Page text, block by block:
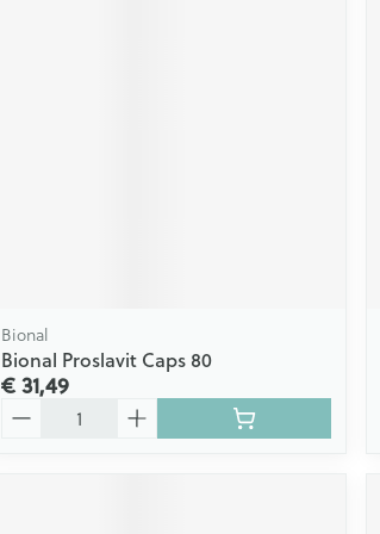
Bional
Bional Proslavit Caps 80
€ 31,49